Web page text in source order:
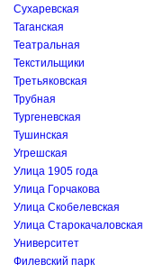
Сухаревская
Таганская
Театральная
Текстильщики
Третьяковская
Трубная
Тургеневская
Тушинская
Угрешская
Улица 1905 года
Улица Горчакова
Улица Скобелевская
Улица Старокачаловская
Университет
Филевский парк